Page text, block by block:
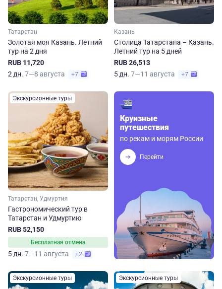
Татарстан
Золотая моя Казань. Летний
тур на 2 дня
RUB 11,720
2 дн. 7—8 августа +7
Казань
Столица Татарстана – Казань.
Летний тур на 5 дней
RUB 26,513
5 дн. 7—11 августа +7
Экскурсионные туры
Татарстан, Удмуртия
Гастрономический тур в
Татарстан и Удмуртию
RUB 52,150
Бесплатная отмена
5 дн. 7—11 августа +2
Круизные
путешествия
по рекам и морям России
Перейти
Экскурсионные туры Экскурсионные туры